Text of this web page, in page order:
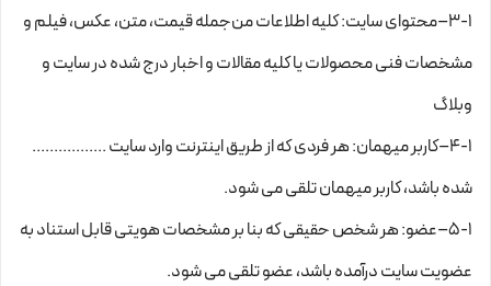
۳-۱–محتوای سایت: کلیه اطلاعات من‌جمله قیمت، متن، عکس، فیلم و
مشخصات فنی محصولات یا کلیه مقالات و اخبار درج شده در سایت و
وبلاگ
۴-۱–کاربر میهمان: هر فردی که از طریق اینترنت وارد سایت .................
شده باشد، کاربر میهمان تلقی می شود.
۵-۱–عضو: هر شخص حقیقی که بنا بر مشخصات هویتی قابل استناد به
عضویت سایت درآمده باشد، عضو تلقی می شود.